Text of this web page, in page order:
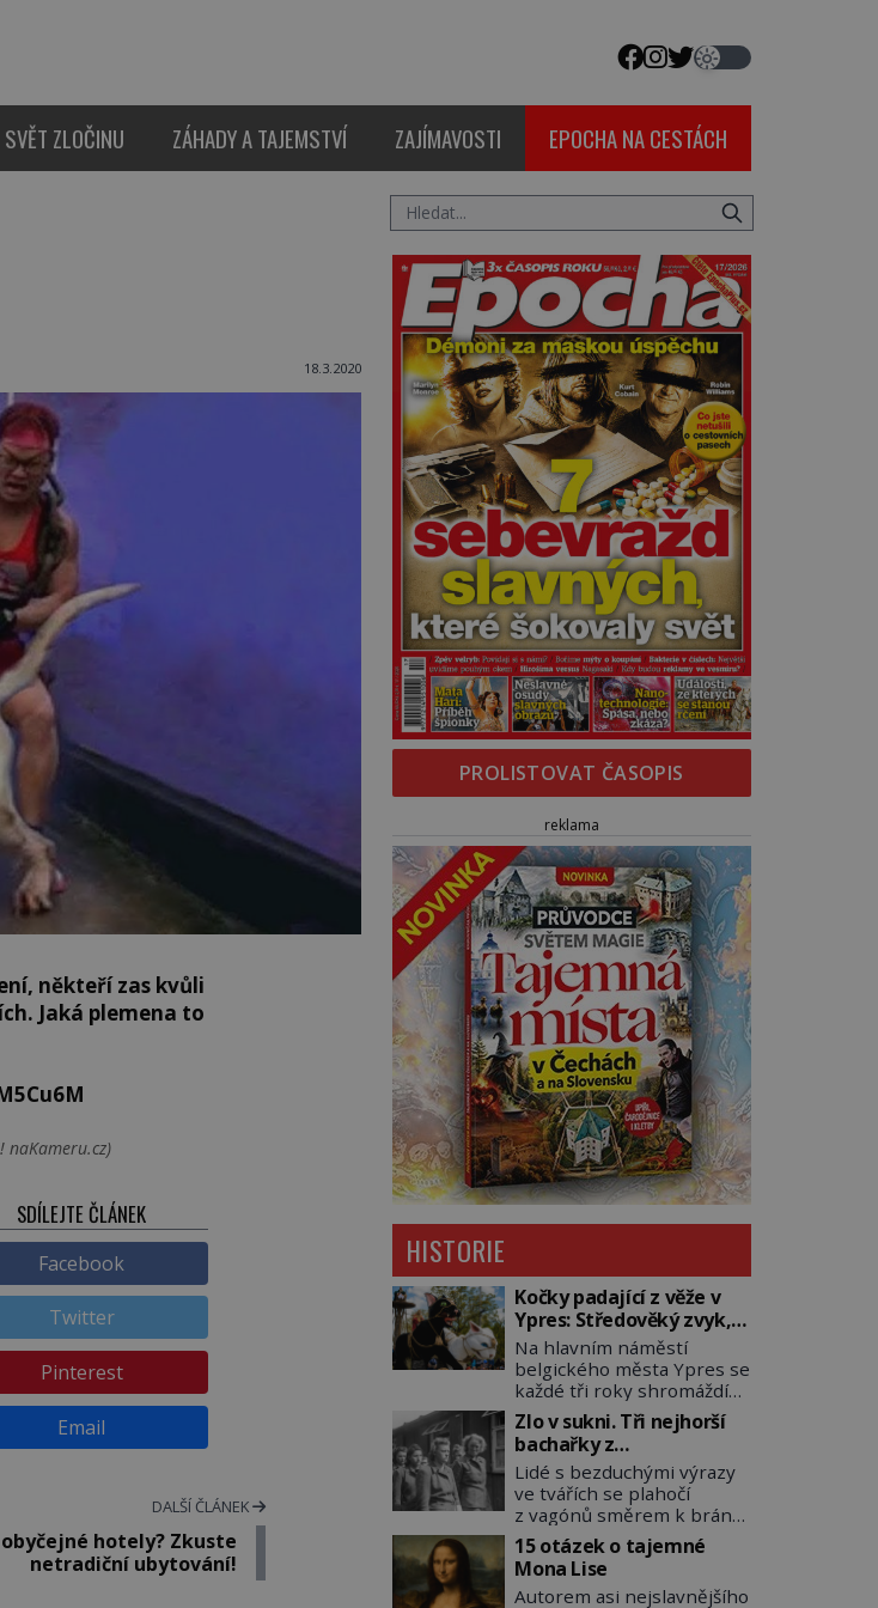
SVĚT ZLOČINU ZÁHADY A TAJEMSTVÍ ZAJÍMAVOSTI EPOCHA NA CESTÁCH
18.3.2020
někteří zas kvůli
Jaká plemena to
naKameru.cz)
SDÍLEJTE ČLÁNEK
Facebook
Twitter
Pinterest
Email
DALŠÍ ČLÁNEK
hotely? Zkuste
netradiční ubytování!
PROLISTOVAT ČASOPIS
reklama
HISTORIE
Kočky padající z věže v
Ypres: Středověký zvyk,
který dodnes budí
rozpaky
Na hlavním náměstí
belgického města Ypres se
každé tři roky shromáždí
tisíce lidí. Z věže slavné
tržnice létají do davu
kočky, diváci jásají a snaží
se je chytit. Naštěstí už
nejde o živá zvířata, ale
jenom o plyšové suvenýry.
Kdysi to ale bylo jinak. Tato
veselá podívaná připomíná
jeden z nejpodivnějších a
Zlo v sukni. Tři nejhorší
bachařky z
koncentračních táborů
Lidé s bezduchými výrazy
ve tvářích se plahočí
z vagónů směrem k bráně
tábora. Jedna z žen
pohlédne přímo na
dozorkyni a jejich oči se
setkají. Místo soucitu však
15 otázek o tajemné
Mona Lise
Autorem asi nejslavnějšího